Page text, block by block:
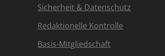
Sicherheit & Datenschutz
Redaktionelle Kontrolle
Basis-Mitgliedschaft